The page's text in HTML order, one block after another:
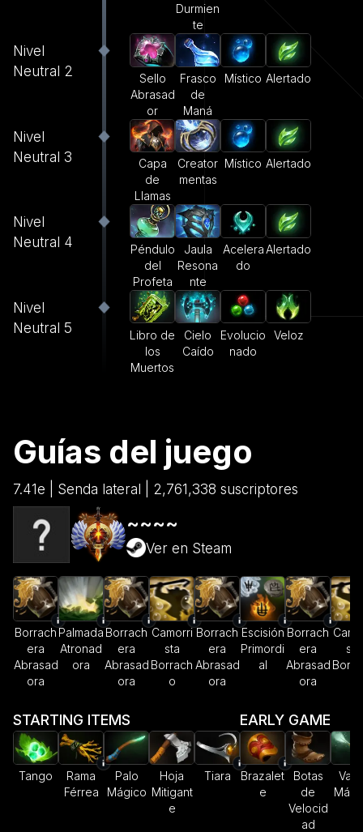
Durmien
te
Nivel
Neutral 2
Sello
Abrasad
or
Frasco
de
Maná
Místico Alertado
Nivel
Neutral 3
Capa
de
Llamas
Creator
mentas
Místico Alertado
Nivel
Neutral 4
Péndulo
del
Profeta
Jaula
Resona
nte
Acelera
do
Alertado
Nivel
Neutral 5
Libro de
los
Muertos
Cielo
Caído
Evolucio
nado
Veloz
Guías del juego
7.41e | Senda lateral | 2,761,338 suscriptores
~~~~
Ver en Steam
Borrach
era
Abrasad
ora
Palmada
Atronad
ora
Borrach
era
Abrasad
ora
Camorri
sta
Borrach
o
Borrach
era
Abrasad
ora
Escisión
Primordi
al
Borrach
era
Abrasad
ora
sta
STARTING ITEMS
Tango
Rama
Férrea
Palo
Mágico
Hoja
Mitigant
e
Tiara
EARLY GAME
Brazalet
e
Botas
de
Velocid
ad